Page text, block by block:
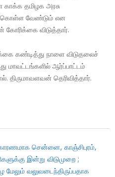
தமிழக அரசு
வேண்டும் என
கோரிக்கை விடுத்தார்.
கண்டித்து நாளை விடுதலைச்
மாவட்டங்களில் ஆர்ப்பாட்டம்
திருமாவளவன் தெரிவித்தார்.
சென்னை, காஞ்சிபுரம்,
இன்று விடுமுறை ;
மேலும் வலுவடைந்திருப்பதாக